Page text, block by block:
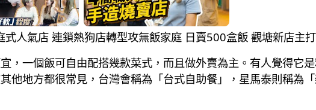
人氣店 連鎖熱狗店轉型攻無飯家庭 日賣500盒飯 觀塘新店主
，一個飯可自由配搭幾款菜式，而且做外賣為主。有人覺得它
他地方都很常見，台灣會稱為「台式自助餐」，星馬泰則稱為